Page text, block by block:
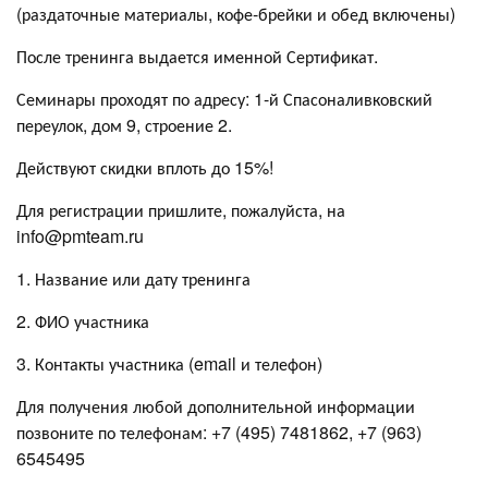
(раздаточные материалы, кофе-брейки и обед включены)
После тренинга выдается именной Сертификат.
Семинары проходят по адресу: 1-й Спасоналивковский
переулок, дом 9, строение 2.
Действуют скидки вплоть до 15%!
Для регистрации пришлите, пожалуйста, на
info@pmteam.ru
1. Название или дату тренинга
2. ФИО участника
3. Контакты участника (email и телефон)
Для получения любой дополнительной информации
позвоните по телефонам: +7 (495) 7481862, +7 (963)
6545495